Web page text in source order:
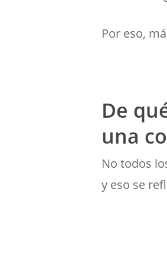
Por eso,
De
una
No todos
y eso se